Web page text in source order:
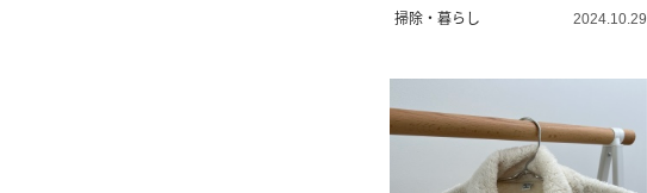
掃除・暮らし 2024.10.29